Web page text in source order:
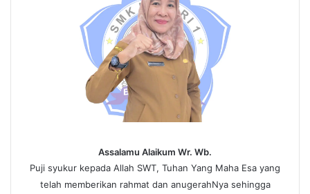
Assalamu Alaikum Wr. Wb.
Puji syukur kepada Allah SWT, Tuhan Yang Maha Esa yang
telah memberikan rahmat dan anugerahNya sehingga